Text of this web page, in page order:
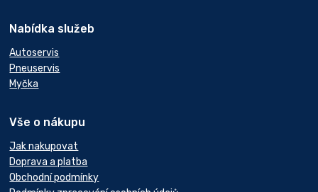
Nabídka služeb
Autoservis
Pneuservis
Myčka
Vše o nákupu
Jak nakupovat
Doprava a platba
Obchodní podmínky